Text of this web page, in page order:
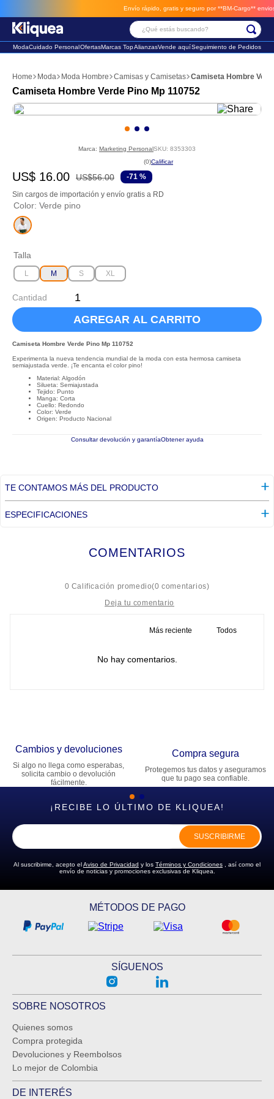
Envío rápido, gratis y seguro por **BM-Cargo** envios a través de BM-Cargo
¿Qué estás buscando?
ModaCuidado PersonalOfertasMarcas TopAlianzasVende aquíSeguimiento de Pedidos
Moda Moda Hombre Camisas y Camisetas Camiseta Hombre
Camiseta Hombre Verde Pino Mp 110752
Marca: Marketing PersonalSKU: 8353303
☆
(0)
US$ 16.00 US$56.00 -71 %
Sin cargos de importación y envío gratis a RD
Color: Verde pino
Talla
L M S XL
Cantidad
AGREGAR AL CARRITO
Camiseta Hombre Verde Pino Mp 110752
Experimenta la nueva tendencia mundial de la moda con esta hermosa camiseta
semiajustada verde. ¡Te encanta el color pino!
Material: Algodón
Silueta: Semiajustada
Tejido: Punto
Manga: Corta
Cuello: Redondo
Color: Verde
Origen: Producto Nacional
Consultar devolución y garantíaObtener ayuda
TE CONTAMOS MÁS DEL PRODUCTO
ESPECIFICACIONES
COMENTARIOS
0 Calificación promedio(0 comentarios)
Dirección de email
ENVIAR COMENTARIO
Más reciente Todos
No hay comentarios.
Cambios y devoluciones
Si algo no llega como esperabas,
solicita cambio o devolución
fácilmente.
Compra segura
Protegemos tus datos y aseguramos
que tu pago sea confiable.
¡RECIBE LO ÚLTIMO DE KLIQUEA!
SUSCRIBIRME
Al suscribirme, acepto elAviso de Privacidad y los Términos y Condiciones , así como el
envío de noticias y promociones exclusivas de Kliquea.
MÉTODOS DE PAGO
SÍGUENOS
SOBRE NOSOTROS
Quienes somos
Compra protegida
Devoluciones y Reembolsos
Lo mejor de Colombia
DE INTERÉS
2. futbol